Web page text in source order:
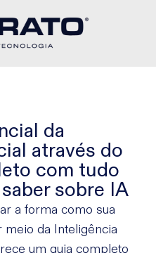
da
através do
com tudo
sobre IA
a forma como sua
da Inteligência
um guia completo